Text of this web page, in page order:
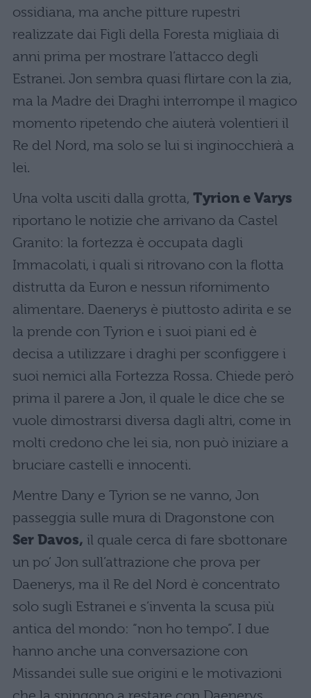
ossidiana, ma anche pitture rupestri
realizzate dai Figli della Foresta migliaia di
anni prima per mostrare l’attacco degli
Estranei. Jon sembra quasi flirtare con la zia,
ma la Madre dei Draghi interrompe il magico
momento ripetendo che aiuterà volentieri il
Re del Nord, ma solo se lui si inginocchierà a
lei.
Una volta usciti dalla grotta, Tyrion e Varys
riportano le notizie che arrivano da Castel
Granito: la fortezza è occupata dagli
Immacolati, i quali si ritrovano con la flotta
distrutta da Euron e nessun rifornimento
alimentare. Daenerys è piuttosto adirita e se
la prende con Tyrion e i suoi piani ed è
decisa a utilizzare i draghi per sconfiggere i
suoi nemici alla Fortezza Rossa. Chiede però
prima il parere a Jon, il quale le dice che se
vuole dimostrarsi diversa dagli altri, come in
molti credono che lei sia, non può iniziare a
bruciare castelli e innocenti.
Mentre Dany e Tyrion se ne vanno, Jon
passeggia sulle mura di Dragonstone con
Ser Davos, il quale cerca di fare sbottonare
un po’ Jon sull’attrazione che prova per
Daenerys, ma il Re del Nord è concentrato
solo sugli Estranei e s’inventa la scusa più
antica del mondo: “non ho tempo”. I due
hanno anche una conversazione con
Missandei sulle sue origini e le motivazioni